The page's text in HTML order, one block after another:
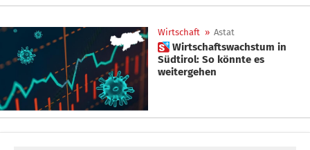
Wirtschaft » Astat
 Wirtschaftswachstum in
Südtirol: So könnte es
weitergehen